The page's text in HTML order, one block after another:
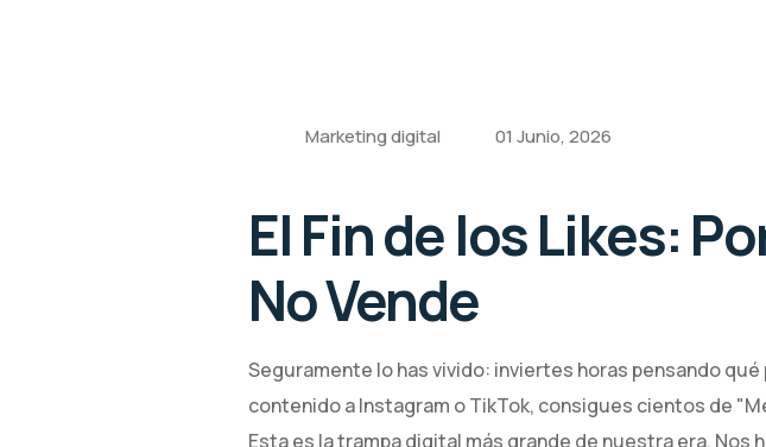
Marketing digital 01 Junio, 2026
El Fin de los Likes:
No Vende
Seguramente lo has vivido: inviertes horas pensando
contenido a Instagram o TikTok, consigues cientos de
Esta es la trampa digital más grande de nuestra era.